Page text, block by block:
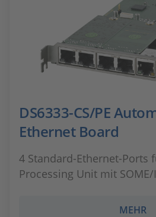
DS6333-CS/PE
Ethernet Board
4 Standard-Ethernet-Ports
Processing Unit mit
MEHR